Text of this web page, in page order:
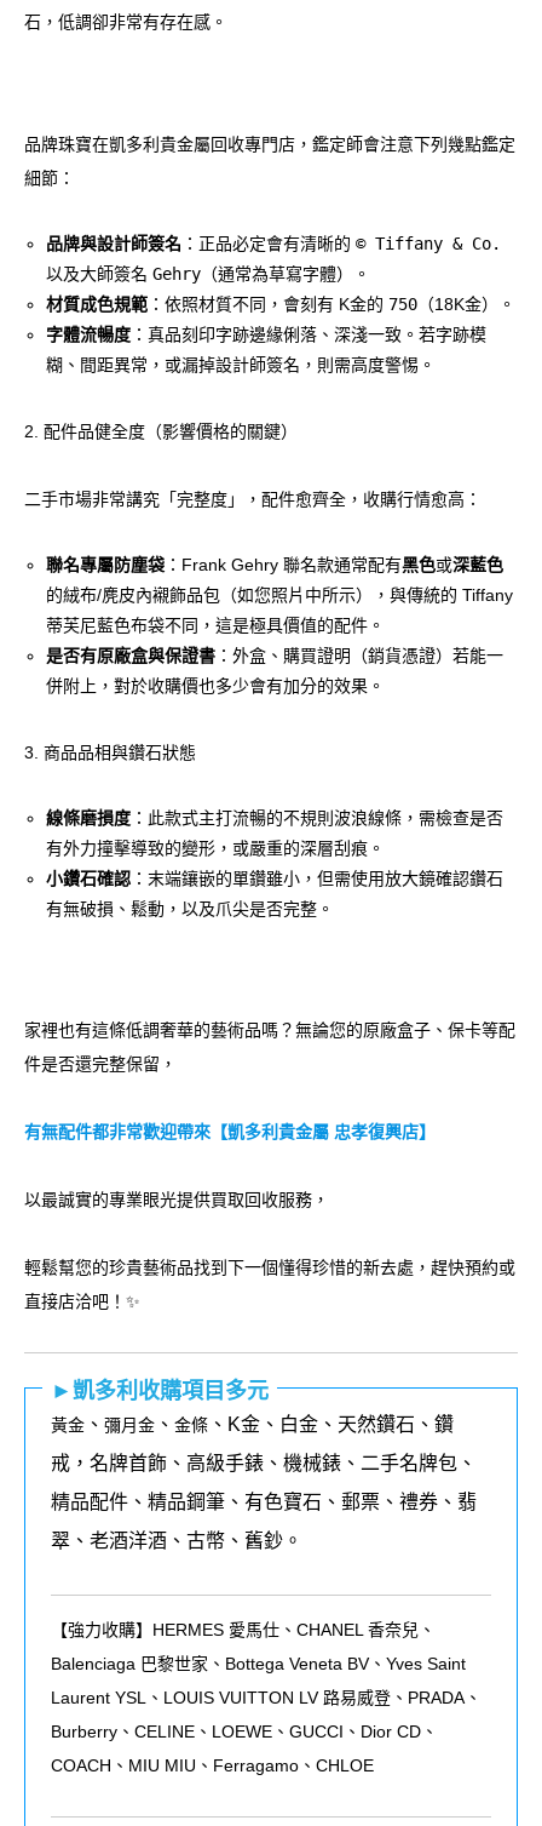
石，低調卻非常有存在感。
品牌珠寶在凱多利貴金屬回收專門店，鑑定師會注意下列幾點鑑定
細節：
品牌與設計師簽名 ：正品必定會有清晰的© Tiffany & Co.
以及大師簽名Gehry （通常為草寫字體）。
材質成色規範 ：依照材質不同，會刻有 K金的 750 （18K金）。
字體流暢度 ：真品刻印字跡邊緣俐落、深淺一致。若字跡模
糊、間距異常，或漏掉設計師簽名，則需高度警惕。
2. 配件品健全度（影響價格的關鍵）
二手市場非常講究「完整度」，配件愈齊全，收購行情愈高：
聯名專屬防塵袋 ：Frank Gehry 聯名款通常配有黑色或深藍色
的絨布/麂皮內襯飾品包（如您照片中所示），與傳統的 Tiffany
蒂芙尼藍色布袋不同，這是極具價值的配件。
是否有原廠盒與保證書 ：外盒、購買證明（銷貨憑證）若能一
併附上，對於收購價也多少會有加分的效果。
3. 商品品相與鑽石狀態
線條磨損度 ：此款式主打流暢的不規則波浪線條，需檢查是否
有外力撞擊導致的變形，或嚴重的深層刮痕。
小鑽石確認 ：末端鑲嵌的單鑽雖小，但需使用放大鏡確認鑽石
有無破損、鬆動，以及爪尖是否完整。
家裡也有這條低調奢華的藝術品嗎？無論您的原廠盒子、保卡等配
件是否還完整保留，
有無配件都非常歡迎帶來【凱多利貴金屬 忠孝復興店】
以最誠實的專業眼光提供買取回收服務，
輕鬆幫您的珍貴藝術品找到下一個懂得珍惜的新去處，趕快預約或
直接店洽吧！✨
►凱多利收購項目多元
黃金 、 彌月金 、 金條 、K金、白金、天然鑽石、鑽
戒，名牌首飾、高級手錶、機械錶、二手名牌包、
精品配件、精品鋼筆、有色寶石、郵票、禮券、翡
翠、老酒洋酒、古幣、舊鈔。
【強力收購】HERMES 愛馬仕、CHANEL 香奈兒、
Balenciaga 巴黎世家、Bottega Veneta BV、Yves Saint
Laurent YSL、LOUIS VUITTON LV 路易威登、PRADA、
Burberry、CELINE、LOEWE、GUCCI、Dior CD、
COACH、MIU MIU、Ferragamo、CHLOE